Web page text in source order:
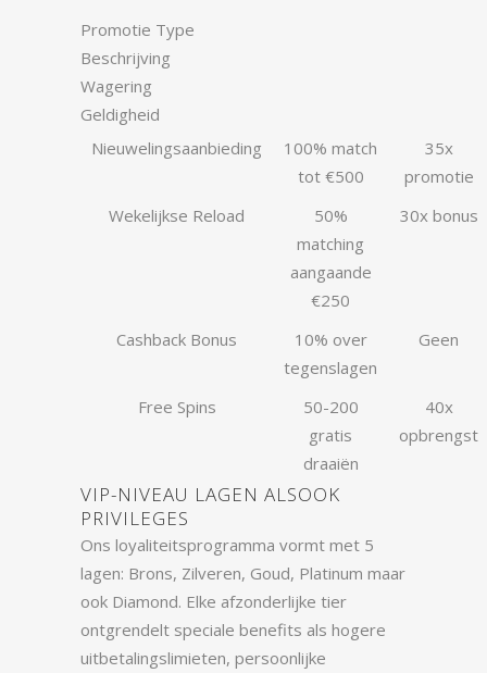
Promotie Type
Beschrijving
Wagering
Geldigheid
Nieuwelingsaanbieding
100% match
tot €500
35x
promotie
Wekelijkse Reload
50%
matching
aangaande
€250
30x bonus
Cashback Bonus
10% over
tegenslagen
Geen
Free Spins
50-200
gratis
draaiën
40x
opbrengst
VIP-NIVEAU LAGEN ALSOOK
PRIVILEGES
Ons loyaliteitsprogramma vormt met 5
lagen: Brons, Zilveren, Goud, Platinum maar
ook Diamond. Elke afzonderlijke tier
ontgrendelt speciale benefits als hogere
uitbetalingslimieten, persoonlijke